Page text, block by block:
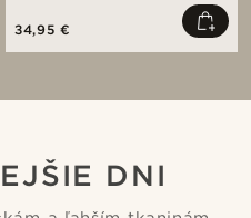
spektrálnych farbách
34,95 €
DNI